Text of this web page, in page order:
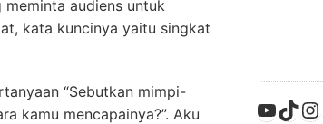
audiens untuk
kata kuncinya yaitu singkat
“Sebutkan mimpi-
kamu mencapainya?”. Aku